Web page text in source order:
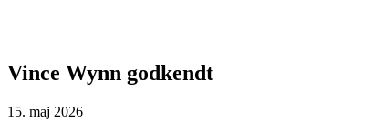
Vince Wynn godkendt
15. maj 2026